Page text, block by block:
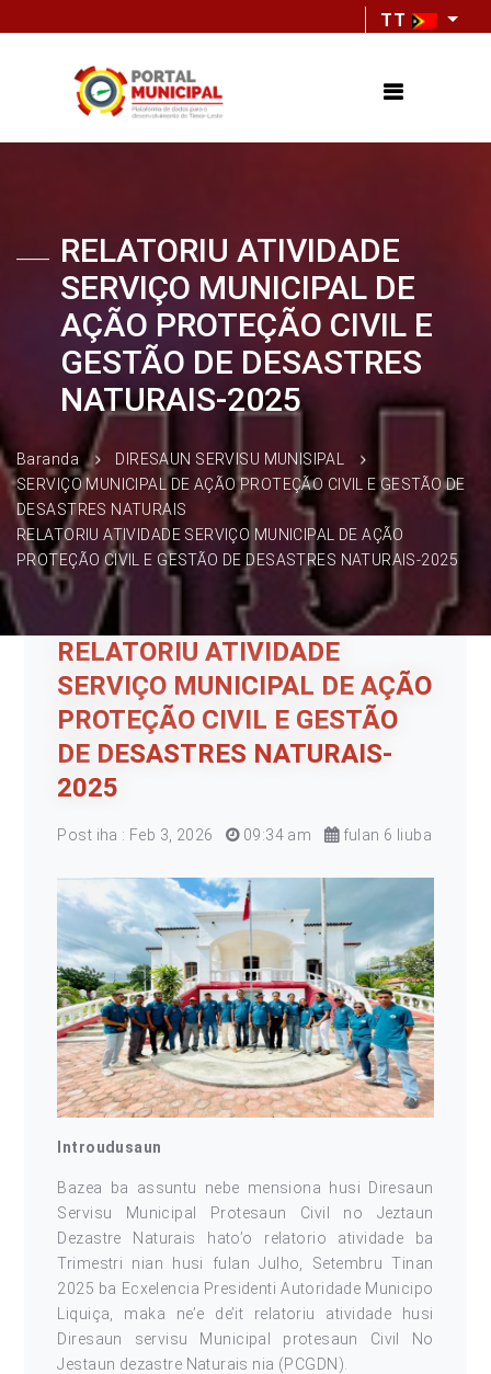
TT
RELATORIU ATIVIDADE
SERVIÇO MUNICIPAL DE
AÇÃO PROTEÇÃO CIVIL E
GESTÃO DE DESASTRES
NATURAIS-2025
Baranda
DIRESAUN SERVISU MUNISIPAL
SERVIÇO MUNICIPAL DE AÇÃO PROTEÇÃO CIVIL E GESTÃO DE
DESASTRES NATURAIS
RELATORIU ATIVIDADE SERVIÇO MUNICIPAL DE AÇÃO
PROTEÇÃO CIVIL E GESTÃO DE DESASTRES NATURAIS-2025
RELATORIU ATIVIDADE
SERVIÇO MUNICIPAL DE AÇÃO
PROTEÇÃO CIVIL E GESTÃO
DE DESASTRES NATURAIS-
2025
Post iha : Feb 3, 2026 09:34 am fulan 6 liuba
Introudusaun
Bazea ba assuntu nebe mensiona husi Diresaun
Servisu Municipal Protesaun Civil no Jeztaun
Dezastre Naturais hato’o relatorio atividade ba
Trimestri nian husi fulan Julho, Setembru Tinan
2025 ba Ecxelencia Presidenti Autoridade Municipo
Liquiça, maka ne’e de’it relatoriu atividade husi
Diresaun servisu Municipal protesaun Civil No
Jestaun dezastre Naturais nia (PCGDN).